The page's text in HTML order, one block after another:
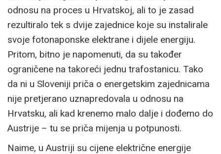
odnosu na proces u Hrvatskoj, ali to je zasad
rezultiralo tek s dvije zajednice koje su instalirale
svoje fotonaponske elektrane i dijele energiju.
Pritom, bitno je napomenuti, da su također
ograničene na takoreći jednu trafostanicu. Tako
da ni u Sloveniji priča o energetskim zajednicama
nije pretjerano uznapredovala u odnosu na
Hrvatsku, ali kad krenemo malo dalje i dođemo do
Austrije – tu se priča mijenja u potpunosti.
Naime, u Austriji su cijene električne energije